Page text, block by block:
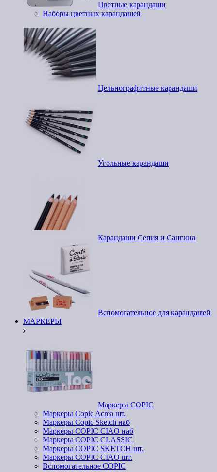
Цветные карандаши
Наборы цветных карандашей
Цельнографитные карандаши
Угольные карандаши
Карандаши Сепия и Сангина
Вспомогательное для карандашей
МАРКЕРЫ
Маркеры COPIC
Маркеры Copic Acrea шт.
Маркеры Copic Sketch наб
Маркеры COPIC CIAO наб
Маркеры COPIC CLASSIC
Маркеры COPIC SKETCH шт.
Маркеры COPIC CIAO шт.
Вспомогательное COPIC